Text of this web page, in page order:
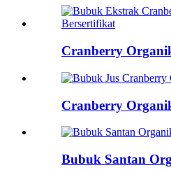
Cranberry
Cranberry
Bubuk Santan